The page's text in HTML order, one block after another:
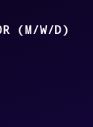
(M/W/D)